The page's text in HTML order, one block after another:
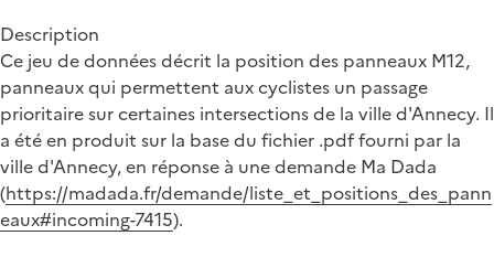
Description
Ce jeu de données décrit la position des panneaux M12,
panneaux qui permettent aux cyclistes un passage
prioritaire sur certaines intersections de la ville d'Annecy. Il
a été en produit sur la base du fichier .pdf fourni par la
ville d'Annecy, en réponse à une demande Ma Dada
(https://madada.fr/demande/liste_et_positions_des_pann
eaux#incoming-7415).